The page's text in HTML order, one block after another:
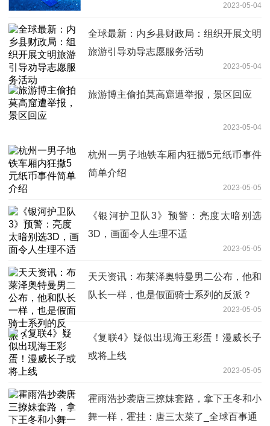
2023-05-04
全球最新：内乡县财政局：组织开展文明
旅游引导劝导志愿服务活动
2023-05-04
旅游博主偷拍莫高窟遭举报，景区回应
2023-05-04
杭州一男子地铁车厢内狂撒5元纸币事件
简单介绍
2023-05-05
《银河护卫队3》预警：亮度太暗别选
3D，画面令人生理不适
2023-05-05
天天资讯：布莱泽奥特曼男二公布，他和
队长一样，也是假面骑士系列的反派？
2023-05-05
《复联4》疑似出现海王彩蛋！漫威长子
或将上线
2023-05-05
霍雨浩抄袭唐三撩妹套路，拿下王冬和小
舞一样，霍挂：唐三太菜了_全球百事通